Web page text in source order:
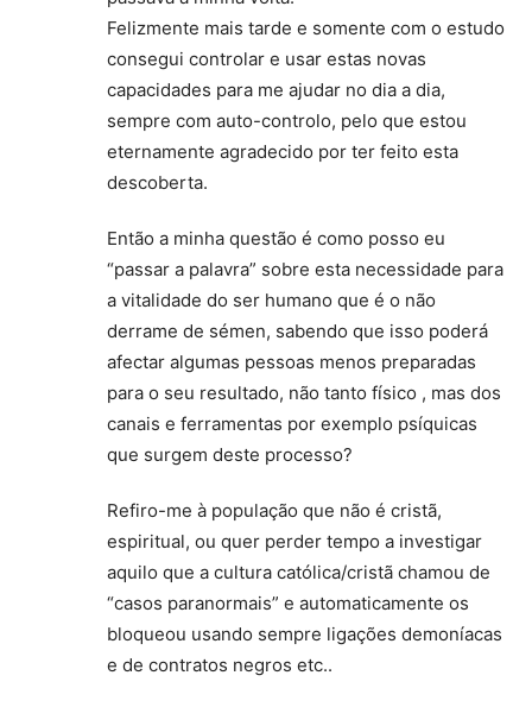
Felizmente mais tarde e somente com o estudo
consegui controlar e usar estas novas
capacidades para me ajudar no dia a dia,
sempre com auto-controlo, pelo que estou
eternamente agradecido por ter feito esta
descoberta.
Então a minha questão é como posso eu
“passar a palavra” sobre esta necessidade para
a vitalidade do ser humano que é o não
derrame de sémen, sabendo que isso poderá
afectar algumas pessoas menos preparadas
para o seu resultado, não tanto físico , mas dos
canais e ferramentas por exemplo psíquicas
que surgem deste processo?
Refiro-me à população que não é cristã,
espiritual, ou quer perder tempo a investigar
aquilo que a cultura católica/cristã chamou de
“casos paranormais” e automaticamente os
bloqueou usando sempre ligações demoníacas
e de contratos negros etc..